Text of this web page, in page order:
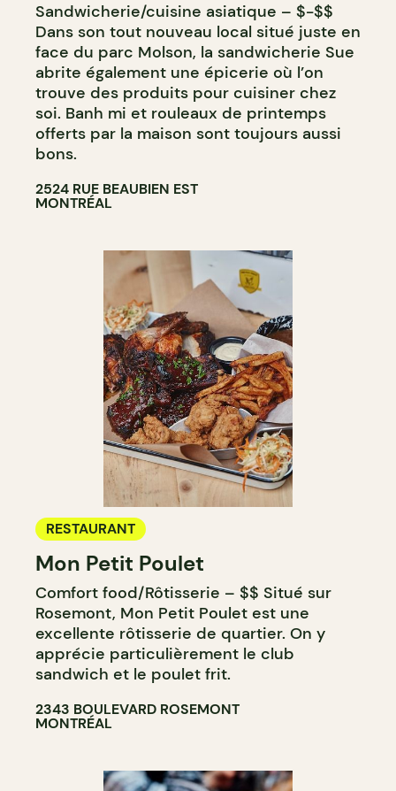
Sandwicherie/cuisine asiatique – $-$$
Dans son tout nouveau local situé juste en
face du parc Molson, la sandwicherie Sue
abrite également une épicerie où l’on
trouve des produits pour cuisiner chez
soi. Banh mi et rouleaux de printemps
offerts par la maison sont toujours aussi
bons.
2524 RUE BEAUBIEN EST
MONTRÉAL
RESTAURANT
Mon Petit Poulet
Comfort food/Rôtisserie – $$ Situé sur
Rosemont, Mon Petit Poulet est une
excellente rôtisserie de quartier. On y
apprécie particulièrement le club
sandwich et le poulet frit.
2343 BOULEVARD ROSEMONT
MONTRÉAL